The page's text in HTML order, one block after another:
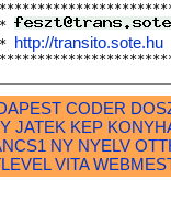
http://transito.sote.hu
CODER
JATEK KEP
NY NYELV
VITA